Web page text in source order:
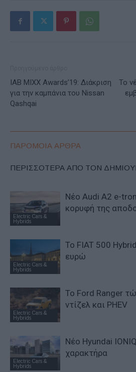
ΙΑΒ ΜIXX Awards’19: Διάκριση
για την καμπάνια του Nissan
Qashqai
To
ΠΑΡΟΜΟΙΑ ΑΡΘΡΑ
ΠΕΡΙΣΣΟΤΕΡΑ ΑΠΟ ΤΟΝ
Electric Cars &
Hybrids
Νέο Audi A2 e-
κορυφή της
Electric Cars &
Hybrids
Το FIAT 500
ευρώ
Electric Cars &
Hybrids
Το Ford Ranger
ντίζελ και PHEV
Electric Cars &
Hybrids
Νέο Hyundai
χαρακτήρα